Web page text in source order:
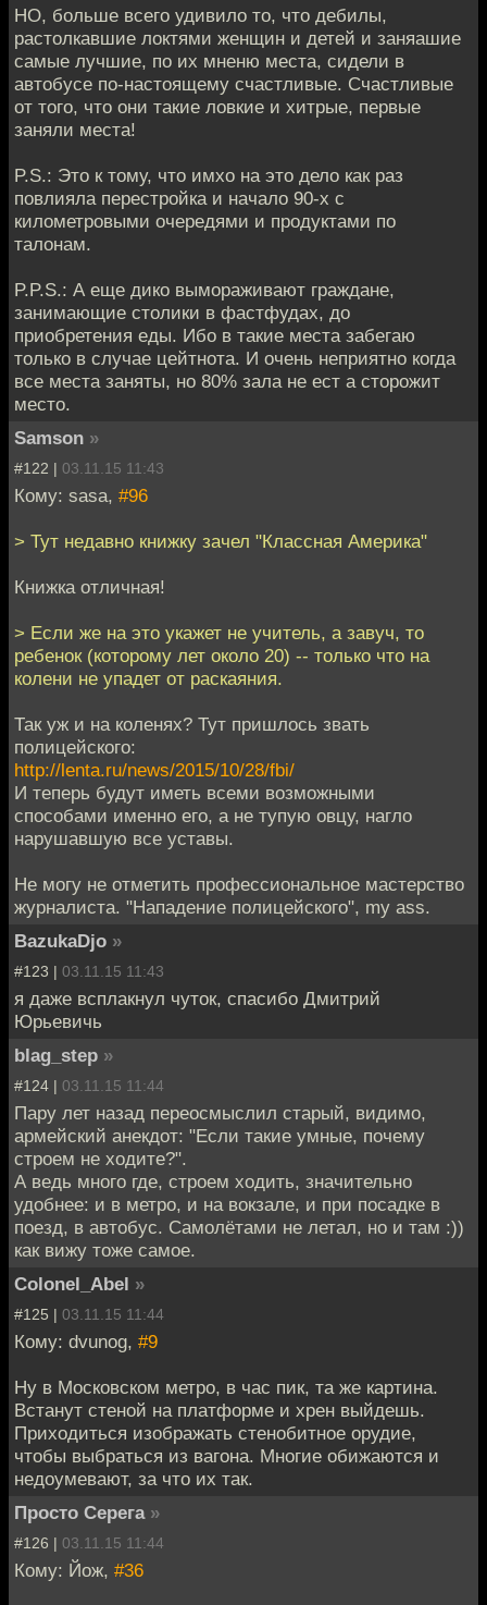
НО, больше всего удивило то, что дебилы,
растолкавшие локтями женщин и детей и заняашие
самые лучшие, по их мненю места, сидели в
автобусе по-настоящему счастливые. Счастливые
от того, что они такие ловкие и хитрые, первые
заняли места!
P.S.: Это к тому, что имхо на это дело как раз
повлияла перестройка и начало 90-х с
километровыми очередями и продуктами по
талонам.
P.P.S.: А еще дико вымораживают граждане,
занимающие столики в фастфудах, до
приобретения еды. Ибо в такие места забегаю
только в случае цейтнота. И очень неприятно когда
все места заняты, но 80% зала не ест а сторожит
место.
Samson »
#122 | 03.11.15 11:43
Кому: sasa, #96
> Тут недавно книжку зачел "Классная Америка"
Книжка отличная!
> Если же на это укажет не учитель, а завуч, то
ребенок (которому лет около 20) -- только что на
колени не упадет от раскаяния.
Так уж и на коленях? Тут пришлось звать
полицейского:
http://lenta.ru/news/2015/10/28/fbi/
И теперь будут иметь всеми возможными
способами именно его, а не тупую овцу, нагло
нарушавшую все уставы.
Не могу не отметить профессиональное мастерство
журналиста. "Нападение полицейского", my ass.
BazukaDjo »
#123 | 03.11.15 11:43
я даже всплакнул чуток, спасибо Дмитрий
Юрьевичь
blag_step »
#124 | 03.11.15 11:44
Пару лет назад переосмыслил старый, видимо,
армейский анекдот: "Если такие умные, почему
строем не ходите?".
А ведь много где, строем ходить, значительно
удобнее: и в метро, и на вокзале, и при посадке в
поезд, в автобус. Самолётами не летал, но и там :))
как вижу тоже самое.
Colonel_Abel »
#125 | 03.11.15 11:44
Кому: dvunog, #9
Ну в Московском метро, в час пик, та же картина.
Встанут стеной на платформе и хрен выйдешь.
Приходиться изображать стенобитное орудие,
чтобы выбраться из вагона. Многие обижаются и
недоумевают, за что их так.
Просто Серега »
#126 | 03.11.15 11:44
Кому: Йож, #36